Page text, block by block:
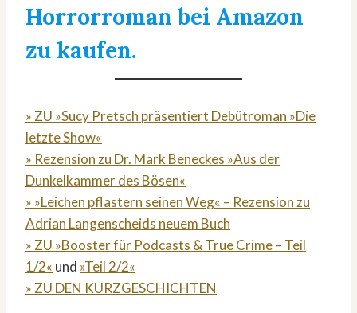
Horrorroman bei Amazon
zu kaufen.
» ZU »Sucy Pretsch präsentiert Debütroman »Die
letzte Show«
» Rezension zu Dr. Mark Beneckes »Aus der
Dunkelkammer des Bösen«
» »Leichen pflastern seinen Weg« – Rezension zu
Adrian Langenscheids neuem Buch
» ZU »Booster für Podcasts & True Crime – Teil
1/2« und »Teil 2/2«
» ZU DEN KURZGESCHICHTEN